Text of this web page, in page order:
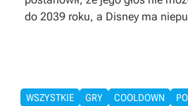
do 2039 roku, a Disney ma
WSZYSTKIE GRY COOLDOWN